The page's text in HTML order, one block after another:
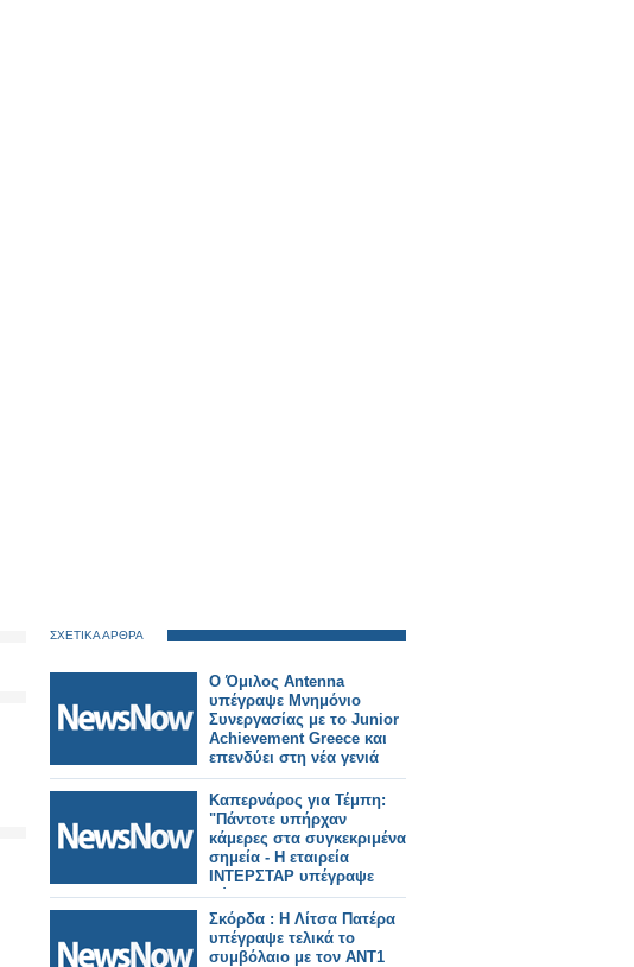
ΣΧΕΤΙΚΑ ΑΡΘΡΑ
Ο Όμιλος Antenna
υπέγραψε Μνημόνιο
Συνεργασίας με το Junior
Achievement Greece και
επενδύει στη νέα γενιά
Καπερνάρος για Τέμπη:
"Πάντοτε υπήρχαν
κάμερες στα συγκεκριμένα
σημεία - Η εταιρεία
ΙΝΤΕΡΣΤΑΡ υπέγραψε
σύμβαση το 2017 με τον
ΟΣΕ"
Σκόρδα : Η Λίτσα Πατέρα
υπέγραψε τελικά το
συμβόλαιο με τον ΑΝΤ1